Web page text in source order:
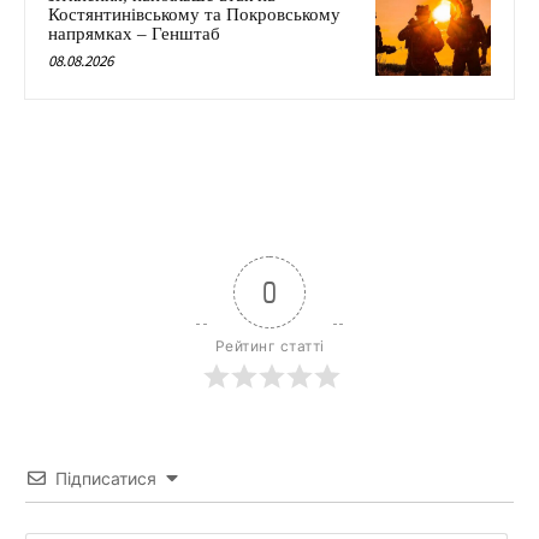
Костянтинівському та Покровському
напрямках – Генштаб
08.08.2026
0
Рейтинг статті
Підписатися